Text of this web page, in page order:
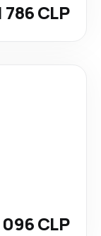
786 CLP
CLP